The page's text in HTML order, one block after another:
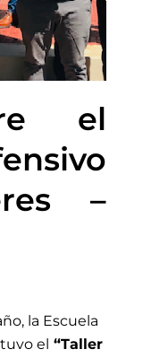
el
–
la Escuela
el “Taller